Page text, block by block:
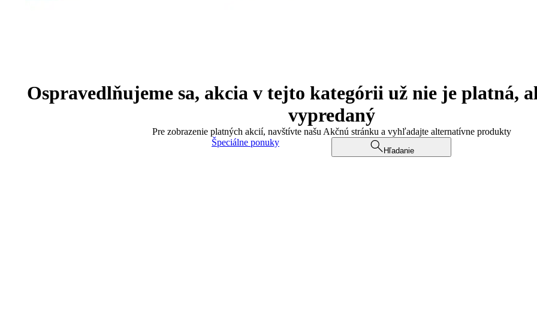
Ospravedlňujeme sa, akcia v tejto kategórii už nie je platná,
vypredaný
Pre zobrazenie platných akcií, navštívte našu Akčnú stránku a vyhľadajte alternatívne produkty
Špeciálne ponuky
Hľadanie